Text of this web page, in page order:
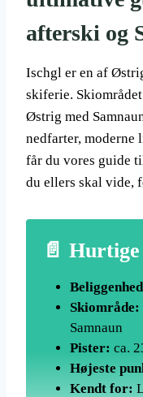
afterski og
Ischgl er en af
skiferie.
Østrig med
nedfarter, moderne
får du vores guide
du ellers skal vide,
📄
Skiområde:
Samnaun
Pister: ca.
Højeste
Kendt for: